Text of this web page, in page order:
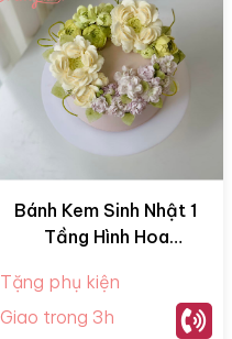
Bánh Kem Sinh Nhật 1
Tầng Hình Hoa
Tặng phụ kiện
Giao trong 3h